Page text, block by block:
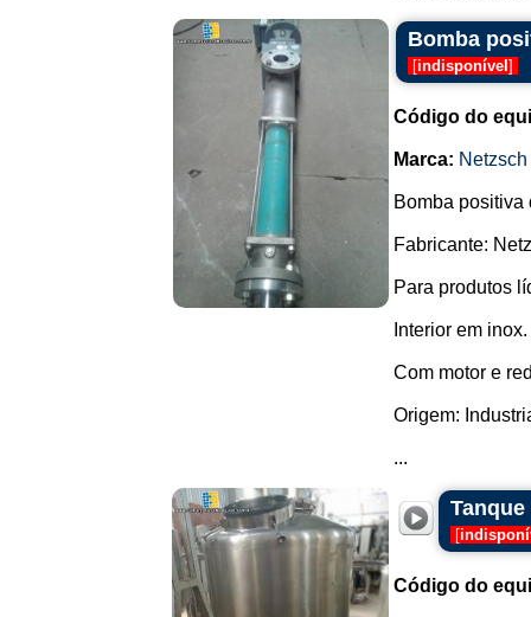
Bomba
[indisponível ]
Código do
Marca: Netzsch
Bomba
Fabricante:
Para produtos
Interior em inox.
Com motor e
Origem:
...
[
Código do